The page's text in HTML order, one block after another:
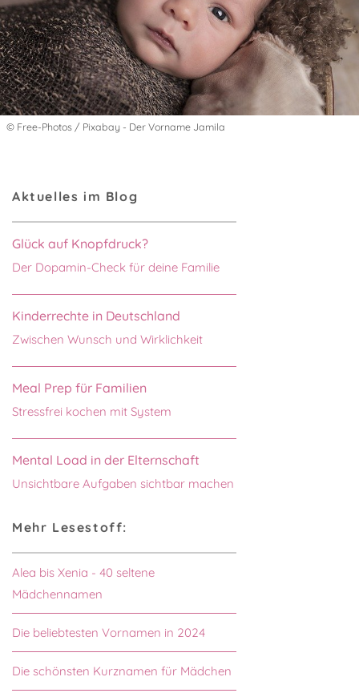
© Free-Photos / Pixabay - Der Vorname Jamila
Aktuelles im Blog
Glück auf Knopfdruck?
Der Dopamin-Check für deine Familie
Kinderrechte in Deutschland
Zwischen Wunsch und Wirklichkeit
Meal Prep für Familien
Stressfrei kochen mit System
Mental Load in der Elternschaft
Unsichtbare Aufgaben sichtbar machen
Mehr Lesestoff:
Alea bis Xenia - 40 seltene
Mädchennamen
Die beliebtesten Vornamen in 2024
Die schönsten Kurznamen für Mädchen